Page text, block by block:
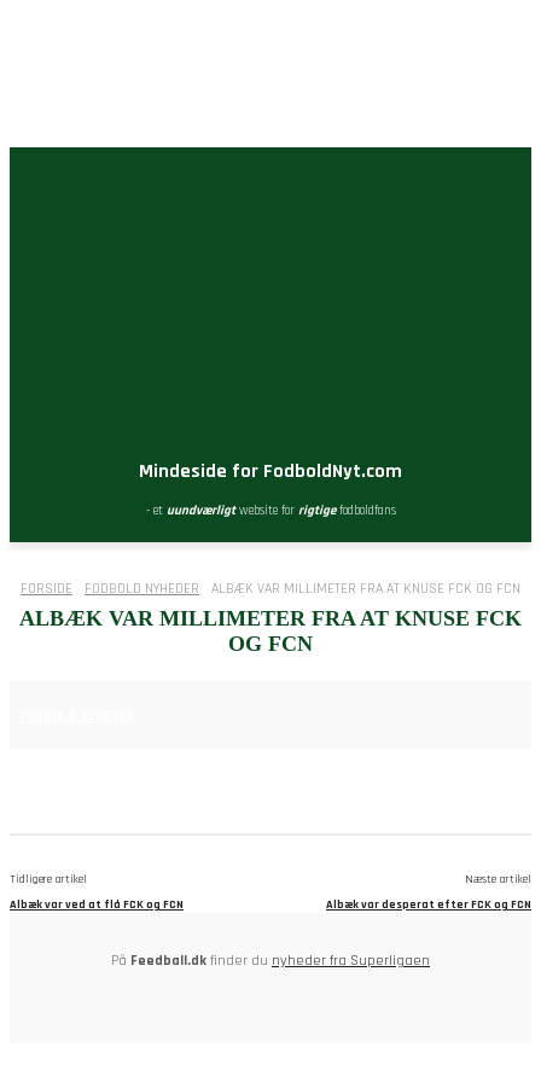
Mindeside for FodboldNyt.com
- et uundværligtwebsite for rigtigefodboldfans
FORSIDE FODBOLD NYHEDER ALBÆK VAR MILLIMETER FRA AT KNUSE FCK OG FCN
ALBÆK VAR MILLIMETER FRA AT KNUSE FCK
OG FCN
Tidligere artikel
Albæk var ved at flå FCK og FCN
Næste artikel
Albæk var desperat efter FCK og FCN
På Feedball.dk finder du nyheder fra Superligaen